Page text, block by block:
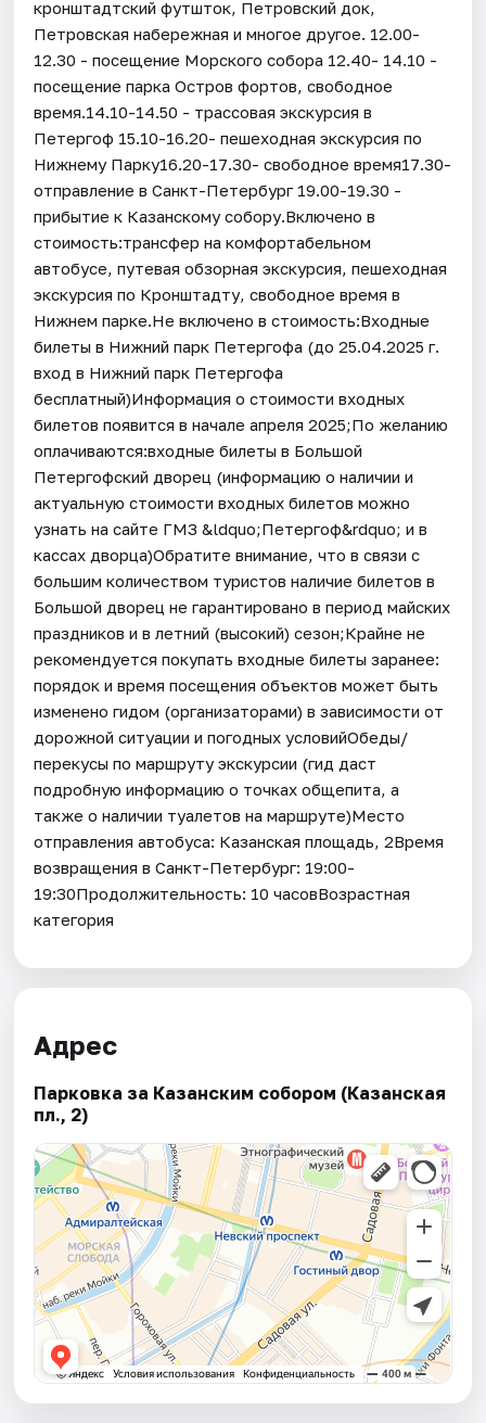
кронштадтский футшток, Петровский док,
Петровская набережная и многое другое. 12.00-
12.30 - посещение Морского собора 12.40- 14.10 -
посещение парка Остров фортов, свободное
время.14.10-14.50 - трассовая экскурсия в
Петергоф 15.10-16.20- пешеходная экскурсия по
Нижнему Парку16.20-17.30- свободное время17.30-
отправление в Санкт-Петербург 19.00-19.30 -
прибытие к Казанскому собору.Включено в
стоимость:трансфер на комфортабельном
автобусе, путевая обзорная экскурсия, пешеходная
экскурсия по Кронштадту, свободное время в
Нижнем парке.Не включено в стоимость:Входные
билеты в Нижний парк Петергофа (до 25.04.2025 г.
вход в Нижний парк Петергофа
бесплатный)Информация о стоимости входных
билетов появится в начале апреля 2025;По желанию
оплачиваются:входные билеты в Большой
Петергофский дворец (информацию о наличии и
актуальную стоимости входных билетов можно
узнать на сайте ГМЗ &ldquo;Петергоф&rdquo; и в
кассах дворца)Обратите внимание, что в связи с
большим количеством туристов наличие билетов в
Большой дворец не гарантировано в период майских
праздников и в летний (высокий) сезон;Крайне не
рекомендуется покупать входные билеты заранее:
порядок и время посещения объектов может быть
изменено гидом (организаторами) в зависимости от
дорожной ситуации и погодных условийОбеды/
перекусы по маршруту экскурсии (гид даст
подробную информацию о точках общепита, а
также о наличии туалетов на маршруте)Место
отправления автобуса: Казанская площадь, 2Время
возвращения в Санкт-Петербург: 19:00-
19:30Продолжительность: 10 часовВозрастная
категория
Адрес
Парковка за Казанским собором (Казанская
пл., 2)